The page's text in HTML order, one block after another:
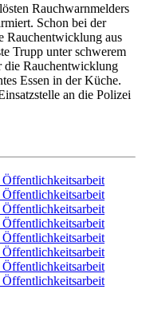
Rauchwarnmelders
Schon bei der
Rauchentwicklung aus
Trupp unter schwerem
die Rauchentwicklung
Essen in der Küche.
an die Polizei